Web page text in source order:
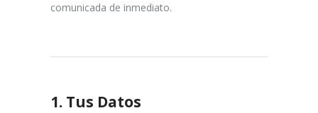
comunicada de inmediato.
1. Tus Datos